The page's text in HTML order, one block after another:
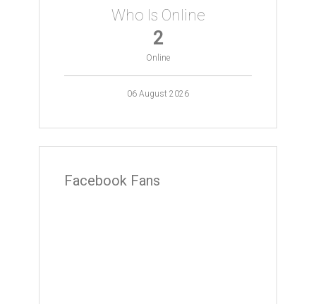
Who Is Online
2
Online
06 August 2026
Facebook Fans